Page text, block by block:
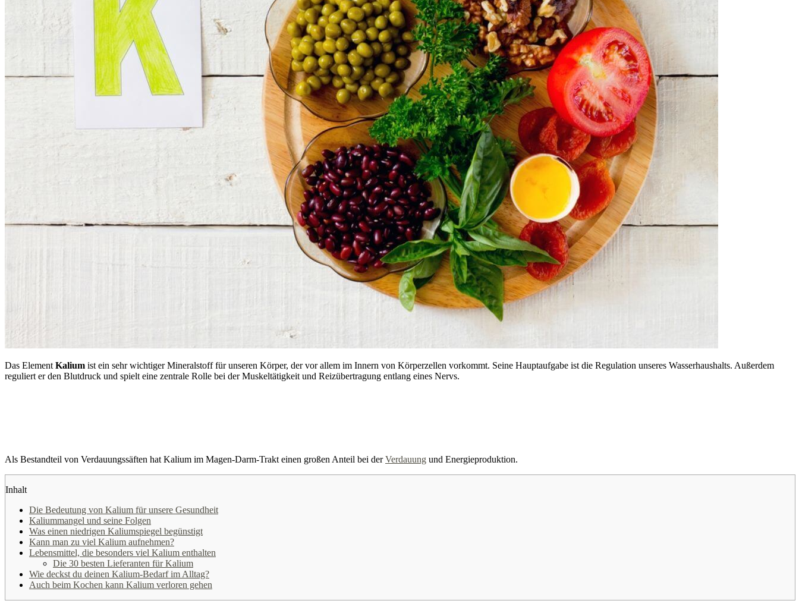
Das Element Kalium ist ein sehr wichtiger Mineralstoff für unseren Körper, der vor allem im Innern von Körperzellen vorkommt. Seine Hauptaufgabe ist die Regulation unseres Wasserhaushalts. Außerdem
reguliert er den Blutdruck und spielt eine zentrale Rolle bei der Muskeltätigkeit und Reizübertragung entlang eines Nervs.
Als Bestandteil von Verdauungssäften hat Kalium im Magen-Darm-Trakt einen großen Anteil bei derVerdauung und Energieproduktion.
Inhalt
Die Bedeutung von Kalium für unsere Gesundheit
Kaliummangel und seine Folgen
Was einen niedrigen Kaliumspiegel begünstigt
Kann man zu viel Kalium aufnehmen?
Lebensmittel, die besonders viel Kalium enthalten
Die 30 besten Lieferanten für Kalium
Wie deckst du deinen Kalium-Bedarf im Alltag?
Auch beim Kochen kann Kalium verloren gehen